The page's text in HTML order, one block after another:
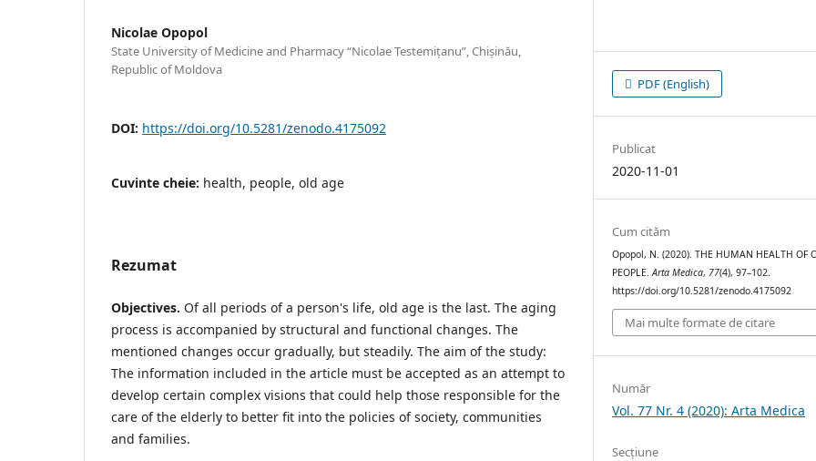
Nicolae Opopol
State University of Medicine and Pharmacy “Nicolae Testemiţanu”, Chișinău,
Republic of Moldova
DOI: https://doi.org/10.5281/zenodo.4175092
Cuvinte cheie: health, people, old age
Rezumat
Objectives. Of all periods of a person's life, old age is the last. The aging
process is accompanied by structural and functional changes. The
mentioned changes occur gradually, but steadily. The aim of the study:
The information included in the article must be accepted as an attempt to
develop certain complex visions that could help those responsible for the
care of the elderly to better fit into the policies of society, communities
and families.
PDF (English)
Publicat
2020-11-01
Cum cităm
Opopol, N. (2020). THE HUMAN HEALTH OF
PEOPLE.Arta Medica, 77(4), 97–102.
https://doi.org/10.5281/zenodo.4175092
Mai multe formate de citare
Număr
Vol. 77 Nr. 4 (2020): Arta Medica
Secțiune